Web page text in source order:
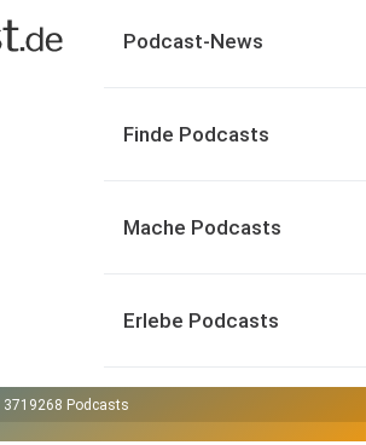
Podcast-News
Finde Podcasts
Mache Podcasts
Erlebe Podcasts
3719268 Podcasts